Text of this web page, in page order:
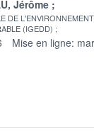
Jérôme
DE
(IGEDD)
Mise en ligne: